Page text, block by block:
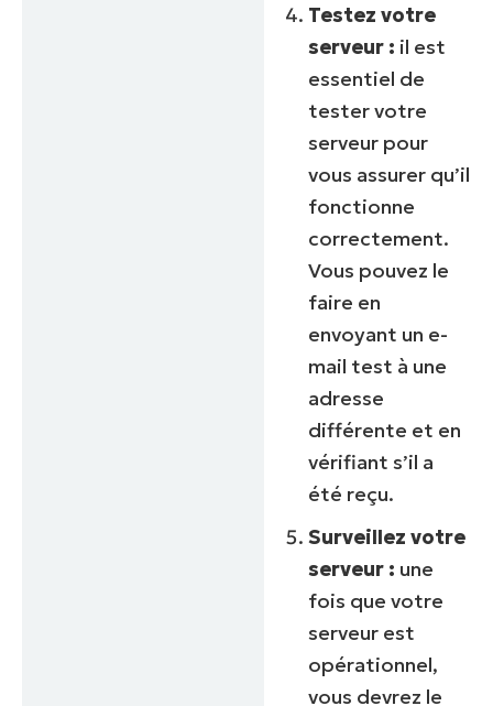
Testez votre
serveur : il est
essentiel de
tester votre
serveur pour
vous assurer qu’il
fonctionne
correctement.
Vous pouvez le
faire en
envoyant un e-
mail test à une
adresse
différente et en
vérifiant s’il a
été reçu.
Surveillez votre
serveur : une
fois que votre
serveur est
opérationnel,
vous devrez le